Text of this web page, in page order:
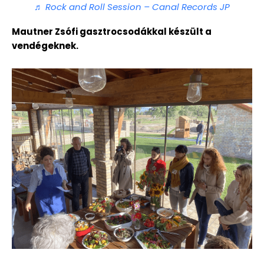
♬ Rock and Roll Session – Canal Records JP
Mautner Zsófi gasztrocsodákkal készült a
vendégeknek.